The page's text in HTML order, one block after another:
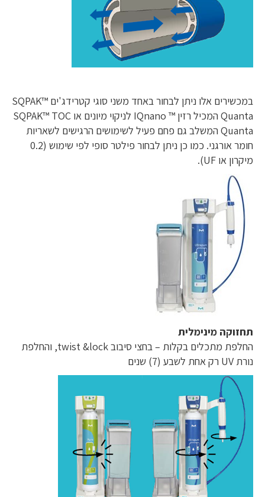
במכשירים אלו ניתן לבחור באחד משני סוגי קטרידג'ים SQPAK™
Quanta המכיל רזין ™ IQnano לניקוי מיונים או SQPAK™ TOC
Quanta המשלב גם פחם פעיל לשימושים הרגישים לשאריות
חומר אורגני. כמו כן ניתן לבחור פילטר סופי לפי שימוש (0.2
מיקרון או UF).
תחזוקה מינימלית
החלפת מתכלים בקלות – בחצי סיבוב twist &lock, והחלפת
נורת UV רק אחת לשבע (7) שנים